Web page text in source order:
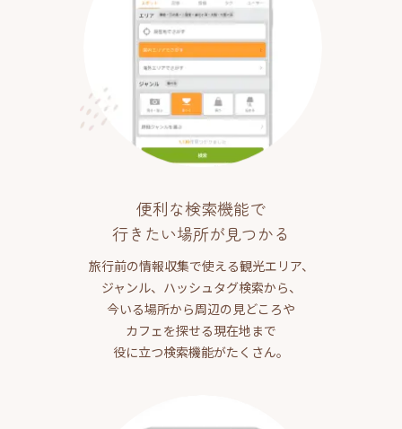
便利な検索機能で
行きたい場所が見つかる
旅行前の情報収集で使える観光エリア、
ジャンル、ハッシュタグ検索から、
今いる場所から周辺の見どころや
カフェを探せる現在地まで
役に立つ検索機能がたくさん。